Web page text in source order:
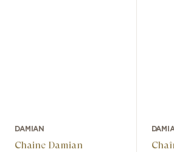
DAMIAN
Chaine Damian